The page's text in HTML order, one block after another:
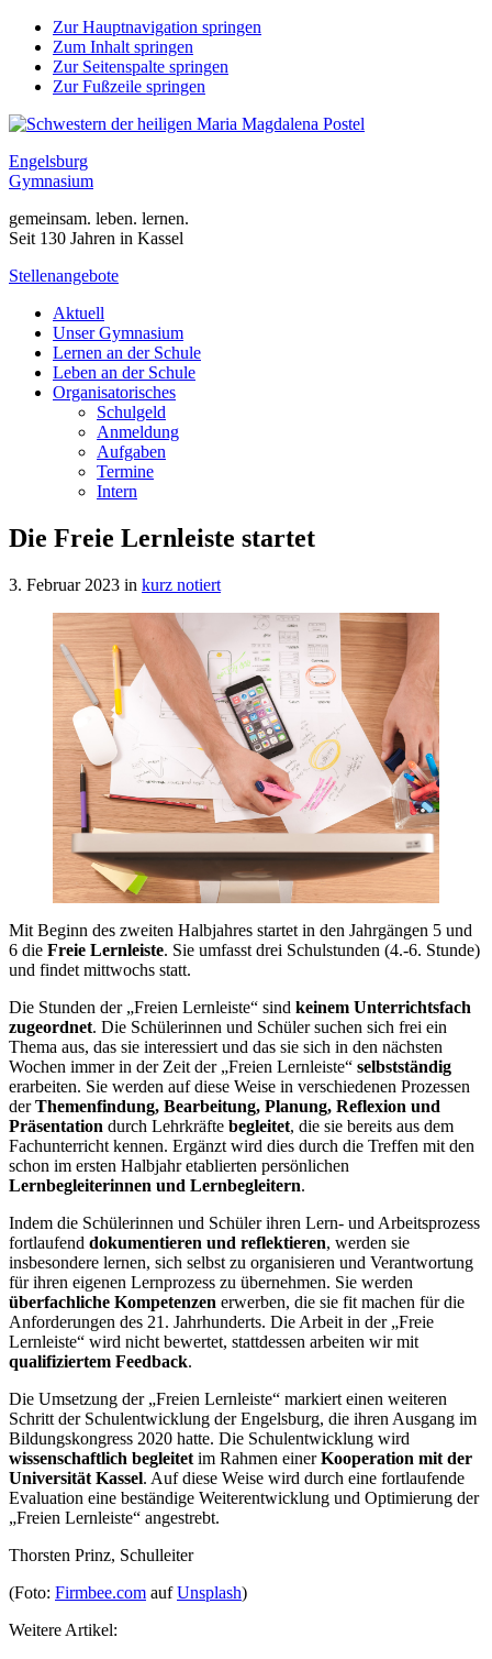
Zur Hauptnavigation springen
Zum Inhalt springen
Zur Seitenspalte springen
Zur Fußzeile springen
Engelsburg
Gymnasium
gemeinsam. leben. lernen.
Seit 130 Jahren in Kassel
Stellenangebote
Aktuell
Unser Gymnasium
Lernen an der Schule
Leben an der Schule
Organisatorisches
Schulgeld
Anmeldung
Aufgaben
Termine
Intern
Die Freie Lernleiste startet
3. Februar 2023 in kurz notiert
Mit Beginn des zweiten Halbjahres startet in den Jahrgängen 5 und
6 die Freie Lernleiste. Sie umfasst drei Schulstunden (4.-6. Stunde)
und findet mittwochs statt.
Die Stunden der „Freien Lernleiste“ sind keinem Unterrichtsfach
zugeordnet. Die Schülerinnen und Schüler suchen sich frei ein
Thema aus, das sie interessiert und das sie sich in den nächsten
Wochen immer in der Zeit der „Freien Lernleiste“ selbstständig
erarbeiten. Sie werden auf diese Weise in verschiedenen Prozessen
derThemenfindung, Bearbeitung, Planung, Reflexion und
Präsentation durch Lehrkräfte begleitet, die sie bereits aus dem
Fachunterricht kennen. Ergänzt wird dies durch die Treffen mit den
schon im ersten Halbjahr etablierten persönlichen
Lernbegleiterinnen und Lernbegleitern.
Indem die Schülerinnen und Schüler ihren Lern- und Arbeitsprozess
fortlaufend dokumentieren und reflektieren, werden sie
insbesondere lernen, sich selbst zu organisieren und Verantwortung
für ihren eigenen Lernprozess zu übernehmen. Sie werden
überfachliche Kompetenzen erwerben, die sie fit machen für die
Anforderungen des 21. Jahrhunderts. Die Arbeit in der „Freie
Lernleiste“ wird nicht bewertet, stattdessen arbeiten wir mit
qualifiziertem Feedback.
Die Umsetzung der „Freien Lernleiste“ markiert einen weiteren
Schritt der Schulentwicklung der Engelsburg, die ihren Ausgang im
Bildungskongress 2020 hatte. Die Schulentwicklung wird
wissenschaftlich begleitet im Rahmen einerKooperation mit der
Universität Kassel. Auf diese Weise wird durch eine fortlaufende
Evaluation eine beständige Weiterentwicklung und Optimierung der
„Freien Lernleiste“ angestrebt.
Thorsten Prinz, Schulleiter
(Foto: Firmbee.com aufUnsplash)
Weitere Artikel: